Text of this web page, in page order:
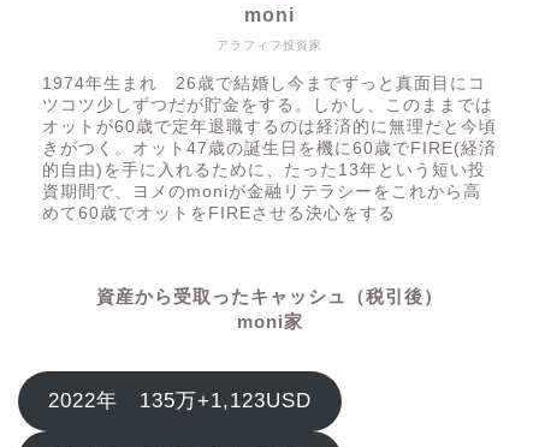
アラフィフ投資家
moni
1974年生まれ 26歳で結婚し今までずっと真面目にコ
ツコツ少しずつだが貯金をする。しかし、このままでは
オットが60歳で定年退職するのは経済的に無理だと今頃
きがつく。オット47歳の誕生日を機に60歳でFIRE(経済
的自由)を手に入れるために、たった13年という短い投
資期間で、ヨメのmoniが金融リテラシーをこれから高
めて60歳でオットをFIREさせる決心をする
資産から受取ったキャッシュ（税引後）
moni家
2022年 135万+1,123USD